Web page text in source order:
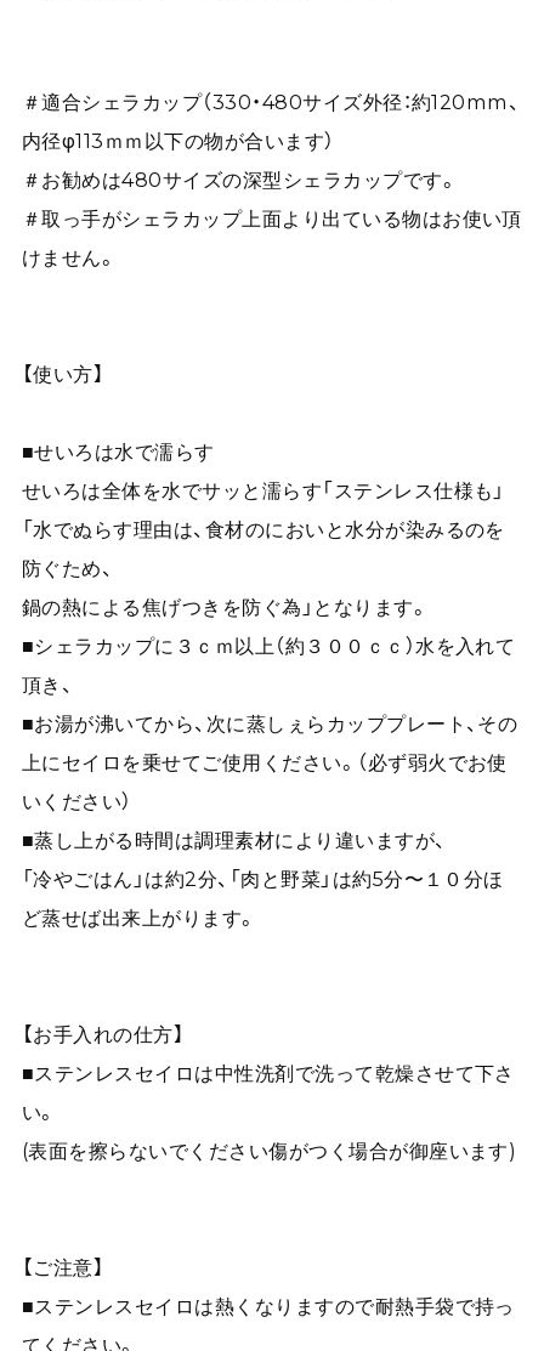
＃適合シェラカップ（330・480サイズ外径：約120mm、
内径φ113ｍｍ以下の物が合います）
＃お勧めは480サイズの深型シェラカップです。
＃取っ手がシェラカップ上面より出ている物はお使い頂
けません。
【使い方】
■せいろは水で濡らす
せいろは全体を水でサッと濡らす「ステンレス仕様も」
「水でぬらす理由は、食材のにおいと水分が染みるのを
防ぐため、
鍋の熱による焦げつきを防ぐ為」となります。
■シェラカップに３ｃｍ以上（約３００ｃｃ）水を入れて
頂き、
■お湯が沸いてから、次に蒸しぇらカッププレート、その
上にセイロを乗せてご使用ください。（必ず弱火でお使
いください）
■蒸し上がる時間は調理素材により違いますが、
「冷やごはん」は約2分、「肉と野菜」は約5分〜１０分ほ
ど蒸せば出来上がります。
【お手入れの仕方】
■ステンレスセイロは中性洗剤で洗って乾燥させて下さ
い。
(表面を擦らないでください傷がつく場合が御座います)
【ご注意】
■ステンレスセイロは熱くなりますので耐熱手袋で持っ
てください。